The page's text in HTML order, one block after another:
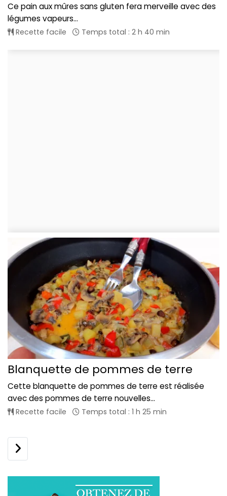
Ce pain aux mûres sans gluten fera merveille avec des
légumes vapeurs...
Recette facile Temps total : 2 h 40 min
Blanquette de pommes de terre
Cette blanquette de pommes de terre est réalisée
avec des pommes de terre nouvelles...
Recette facile Temps total : 1 h 25 min